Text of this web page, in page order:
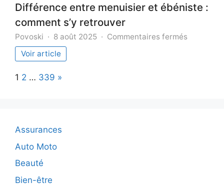
Différence entre menuisier et ébéniste :
comment s’y retrouver
Povoski 8 août 2025 Commentaires fermés
Voir article
Page:
1 2 … 339 Next
»
Assurances
Auto Moto
Beauté
Bien-être